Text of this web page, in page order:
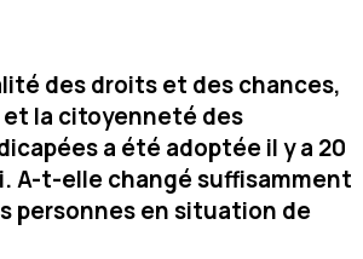
des droits et des chances,
la citoyenneté des
a été adoptée il y a 20
A-t-elle changé suffisamment
personnes en situation de